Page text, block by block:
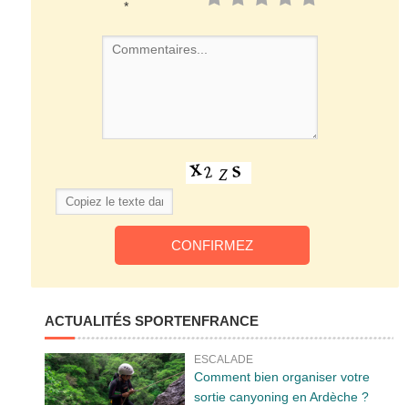
*
ACTUALITÉS SPORTENFRANCE
ESCALADE
Comment bien organiser votre
sortie canyoning en Ardèche ?